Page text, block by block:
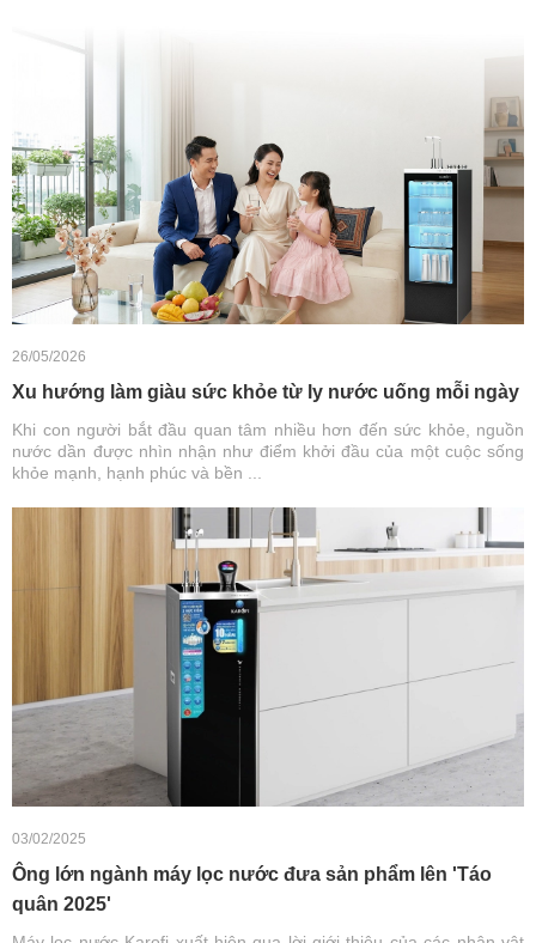
26/05/2026
Xu hướng làm giàu sức khỏe từ ly nước uống mỗi ngày
Khi con người bắt đầu quan tâm nhiều hơn đến sức khỏe, nguồn
nước dần được nhìn nhận như điểm khởi đầu của một cuộc sống
khỏe mạnh, hạnh phúc và bền ...
03/02/2025
Ông lớn ngành máy lọc nước đưa sản phẩm lên 'Táo
quân 2025'